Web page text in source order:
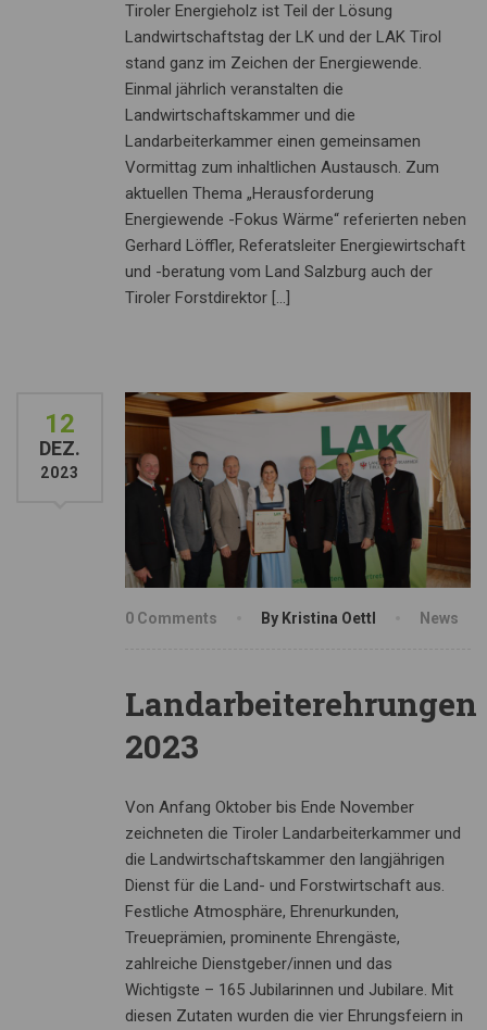
Tiroler Energieholz ist Teil der Lösung
Landwirtschaftstag der LK und der LAK Tirol
stand ganz im Zeichen der Energiewende.
Einmal jährlich veranstalten die
Landwirtschaftskammer und die
Landarbeiterkammer einen gemeinsamen
Vormittag zum inhaltlichen Austausch. Zum
aktuellen Thema „Herausforderung
Energiewende -Fokus Wärme“ referierten neben
Gerhard Löffler, Referatsleiter Energiewirtschaft
und -beratung vom Land Salzburg auch der
Tiroler Forstdirektor […]
12
DEZ.
2023
0 Comments By Kristina Oettl News
Landarbeiterehrungen
2023
Von Anfang Oktober bis Ende November
zeichneten die Tiroler Landarbeiterkammer und
die Landwirtschaftskammer den langjährigen
Dienst für die Land- und Forstwirtschaft aus.
Festliche Atmosphäre, Ehrenurkunden,
Treueprämien, prominente Ehrengäste,
zahlreiche Dienstgeber/innen und das
Wichtigste – 165 Jubilarinnen und Jubilare. Mit
diesen Zutaten wurden die vier Ehrungsfeiern in